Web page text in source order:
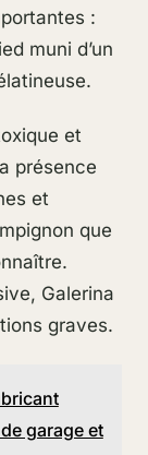
:
muni d’un
et
présence
et
que
Galerina
graves.
garage et